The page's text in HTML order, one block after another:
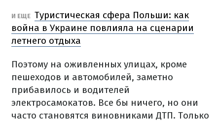
И ЕЩЕ Туристическая сфера Польши: как
война в Украине повлияла на сценарии
летнего отдыха
Поэтому на оживленных улицах, кроме
пешеходов и автомобилей, заметно
прибавилось и водителей
электросамокатов. Все бы ничего, но они
часто становятся виновниками ДТП. Только